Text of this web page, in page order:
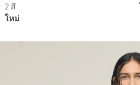
2 สี
ใหม่